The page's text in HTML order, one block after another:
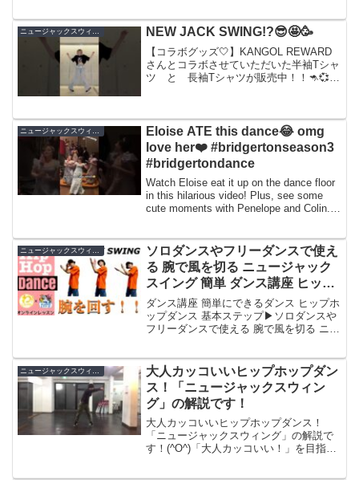
ニュージャックスウィング NEW JACK SWING!?😎🤩🥳
【コラボグッズ🤍】KANGOL REWARD
さんとコラボさせていただいた半袖Tシャ
ツ と 長袖Tシャツが販売中！！🦘💞受
ニュージャックスウィング
Eloise ATE this dance😂 omg
love her❤️ #bridgertonseason3
#bridgertondance
Watch Eloise eat it up on the dance floor
in this hilarious video! Plus, see some
cute moments with Penelope and Colin.
ニュージャックスウィング
ソロダンスやフリーダンスで使え
る 腕で風を切る ニュージャック
スイング 簡単 ダンス講座 ヒップ
ホップダンス 基本ステップ
ダンス講座 簡単にできるダンス ヒップホ
ップダンス 基本ステップ▶︎ソロダンスや
フリーダンスで使える 腕で風を切る ニュ
た3つの動作2:...
大人カッコいいヒップホップダン
ス！「ニュージャックスウィン
グ」の解説です！
大人カッコいいヒップホップダンス！
「ニュージャックスウィング」の解説で
す！(^O^)「大人カッコいい！」を目指し